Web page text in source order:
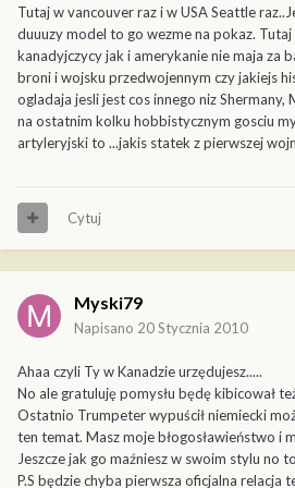
Tutaj w vancouver raz i w USA Seattle
duuuzy model to go wezme na pokaz.
kanadyjczycy jak i amerykanie nie maja za
broni i wojsku przedwojennym czy jakiejs
ogladaja jesli jest cos innego niz Shermany,
na ostatnim kolku hobbistycznym gosciu
artyleryjski to ...jakis statek z pierwszej
Cytuj
Myski79
Napisano 20 Stycznia 2010
Ahaa czyli Ty w Kanadzie urzędujesz.....
No ale gratuluję pomysłu będę kibicował
Ostatnio Trumpeter wypuścił niemiecki
ten temat. Masz moje błogosławieństwo i
Jeszcze jak go maźniesz w swoim stylu no
P.S będzie chyba pierwsza oficjalna relacja